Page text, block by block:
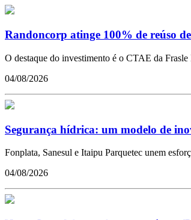
Randoncorp atinge 100% de reúso
O destaque do investimento é o CTAE da
04/08/2026
Segurança hídrica: um modelo de
Fonplata, Sanesul e Itaipu Parquetec unem
04/08/2026